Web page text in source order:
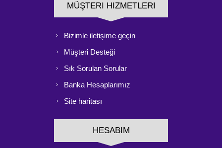
MÜŞTERI HIZMETLERI
Bizimle iletişime geçin
Müşteri Desteği
Sık Sorulan Sorular
Banka Hesaplarımız
Site haritası
HESABIM